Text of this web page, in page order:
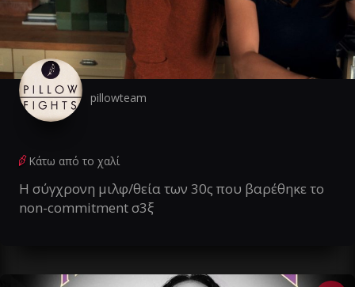
pillowteam
Κάτω από το χαλί
Η σύγχρονη μιλφ/θεία των 30ς που βαρέθηκε το
non-commitment σ3ξ